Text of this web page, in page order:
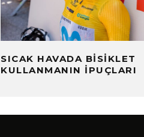
SICAK HAVADA BISIKLET
KULLANMANIN İPUÇLARI